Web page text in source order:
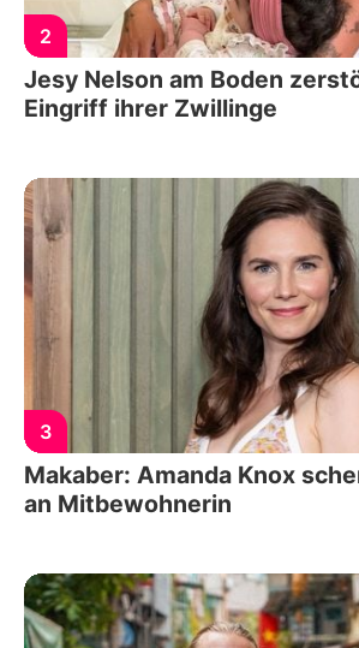
2
Jesy Nelson am Boden
Eingriff ihrer Zwillinge
3
Makaber: Amanda Knox
an Mitbewohnerin